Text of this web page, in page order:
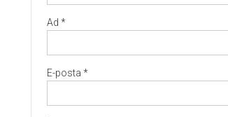
Ad *
E-posta *